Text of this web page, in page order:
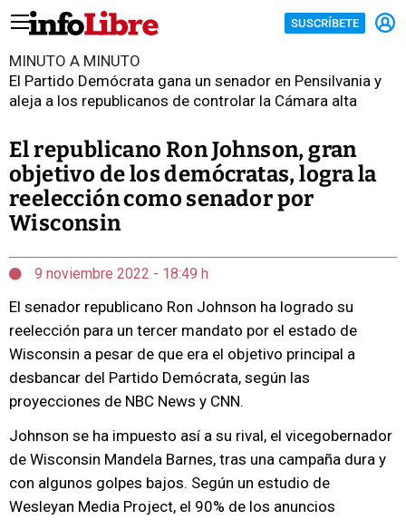
SUSCRÍBETE
MINUTO A MINUTO
El Partido Demócrata gana un senador en Pensilvania y
aleja a los republicanos de controlar la Cámara alta
El republicano Ron Johnson, gran
objetivo de los demócratas, logra la
reelección como senador por
Wisconsin
9 noviembre 2022 - 18:49 h
El senador republicano Ron Johnson ha logrado su
reelección para un tercer mandato por el estado de
Wisconsin a pesar de que era el objetivo principal a
desbancar del Partido Demócrata, según las
proyecciones de NBC News y CNN.
Johnson se ha impuesto así a su rival, el vicegobernador
de Wisconsin Mandela Barnes, tras una campaña dura y
con algunos golpes bajos. Según un estudio de
Wesleyan Media Project, el 90% de los anuncios